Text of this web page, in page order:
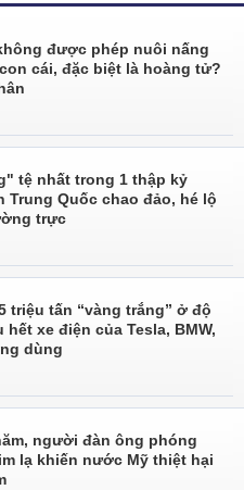
được phép nuôi nấng
cái, đặc biệt là hoàng tử?
tệ nhất trong 1 thập kỷ
Trung Quốc chao đảo, hé lộ
trực
triệu tấn “vàng trắng” ở độ
hết xe điện của Tesla, BMW,
dùng
người đàn ông phóng
lạ khiến nước Mỹ thiệt hại